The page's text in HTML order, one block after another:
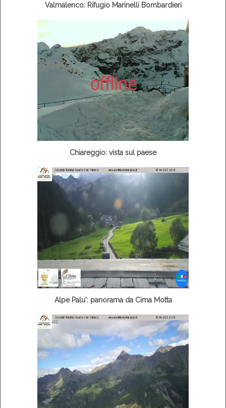
Valmalenco: Rifugio Marinelli Bombardieri
Chiareggio: vista sul paese
Alpe Palu': panorama da Cima Motta